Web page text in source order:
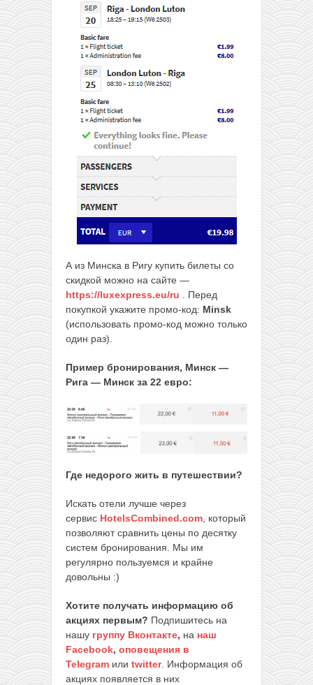
А из Минска в Ригу купить билеты со
скидкой можно на сайте —
https://luxexpress.eu/ru . Перед
покупкой укажите промо-код: Minsk
(использовать промо-код можно только
один раз).
Пример бронирования, Минск —
Рига — Минск за 22 евро:
Где недорого жить в путешествии?
Искать отели лучше через
сервис HotelsCombined.com , который
позволяют сравнить цены по десятку
систем бронирования. Мы им
регулярно пользуемся и крайне
довольны :)
Хотите получать информацию об
акциях первым? Подпишитесь на
нашу группу Вконтакте, на наш
Facebook, оповещения в
Telegram или twitter. Информация об
акциях появляется в них